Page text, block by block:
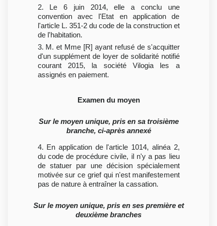
2. Le 6 juin 2014, elle a conclu une
convention avec l'Etat en application de
l'article L. 351-2 du code de la construction et
de l'habitation.
3. M. et Mme [R] ayant refusé de s'acquitter
d'un supplément de loyer de solidarité notifié
courant 2015, la société Vilogia les a
assignés en paiement.
Examen du moyen
Sur le moyen unique, pris en sa troisième
branche, ci-après annexé
4. En application de l'article 1014, alinéa 2,
du code de procédure civile, il n'y a pas lieu
de statuer par une décision spécialement
motivée sur ce grief qui n'est manifestement
pas de nature à entraîner la cassation.
Sur le moyen unique, pris en ses première et
deuxième branches